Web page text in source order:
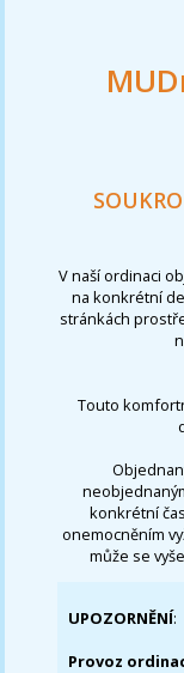
V naší ordinaci
na konkrétní
stránkách
Touto
konkrétní
onemocněním
může se
UPOZORNĚNÍ:
Provoz